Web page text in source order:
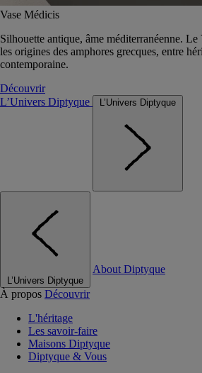
Vase Médicis
Silhouette antique, âme méditerranéenne.
les origines des amphores grecques, entre
contemporaine.
Découvrir
L’Univers Diptyque
L’Univers Diptyque
L’Univers Diptyque
About Diptyque
À propos Découvrir
L'héritage
Les savoir-faire
Maisons Diptyque
Diptyque & Vous